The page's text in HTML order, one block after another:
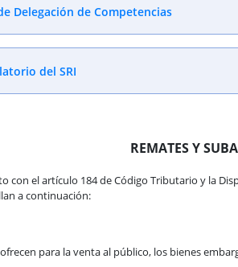
Delegación de Competencias
del SRI
REMATES Y
con el artículo 184 de Código Tributario y la
a continuación:
para la venta al público, los bienes